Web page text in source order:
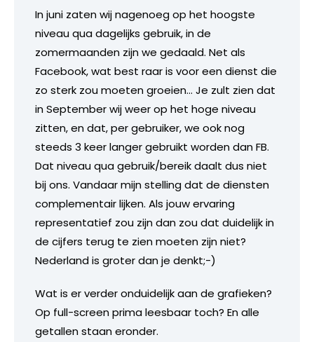
In juni zaten wij nagenoeg op het hoogste
niveau qua dagelijks gebruik, in de
zomermaanden zijn we gedaald. Net als
Facebook, wat best raar is voor een dienst die
zo sterk zou moeten groeien… Je zult zien dat
in September wij weer op het hoge niveau
zitten, en dat, per gebruiker, we ook nog
steeds 3 keer langer gebruikt worden dan FB.
Dat niveau qua gebruik/bereik daalt dus niet
bij ons. Vandaar mijn stelling dat de diensten
complementair lijken. Als jouw ervaring
representatief zou zijn dan zou dat duidelijk in
de cijfers terug te zien moeten zijn niet?
Nederland is groter dan je denkt;-)
Wat is er verder onduidelijk aan de grafieken?
Op full-screen prima leesbaar toch? En alle
getallen staan eronder.